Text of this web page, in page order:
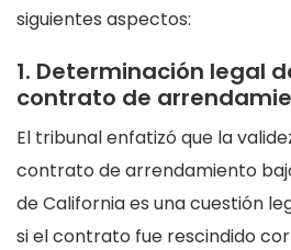
siguientes aspectos:
1. Determinación legal
contrato de
El tribunal enfatizó que la
contrato de arrendamiento
de California es una cuestión
si el contrato fue rescindido